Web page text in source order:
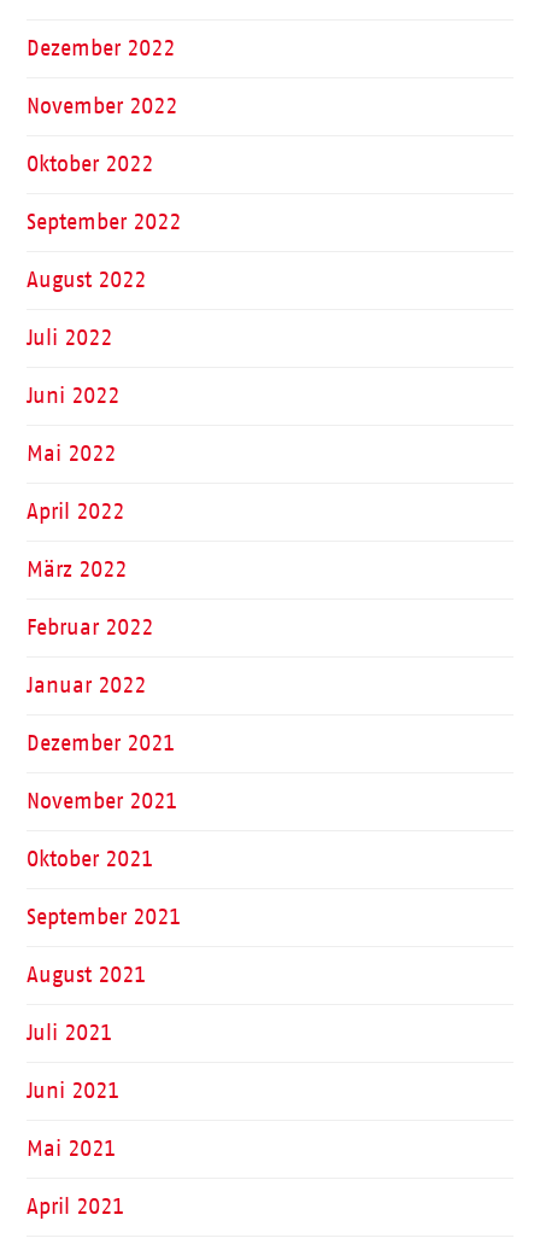
Dezember 2022
November 2022
Oktober 2022
September 2022
August 2022
Juli 2022
Juni 2022
Mai 2022
April 2022
März 2022
Februar 2022
Januar 2022
Dezember 2021
November 2021
Oktober 2021
September 2021
August 2021
Juli 2021
Juni 2021
Mai 2021
April 2021